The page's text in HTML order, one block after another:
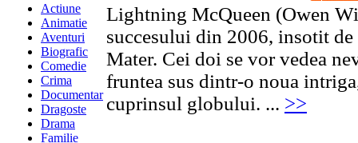
Actiune
Animatie
Aventuri
Biografic
Comedie
Crima
Documentar
Dragoste
Drama
Familie
Lightning McQueen (Owen
succesului din 2006, insotit
Mater. Cei doi se vor vedea
fruntea sus dintr-o noua
cuprinsul globului. ... >>